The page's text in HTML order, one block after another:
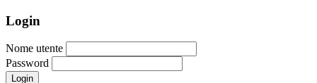
Login
Nome utente
Password
Login